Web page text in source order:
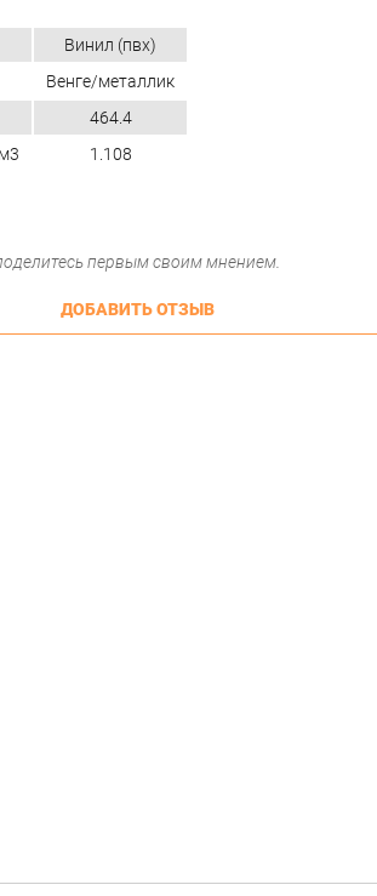
Винил (пвх)
Венге/металлик
464.4
1.108
первым своим мнением.
ДОБАВИТЬ ОТЗЫВ